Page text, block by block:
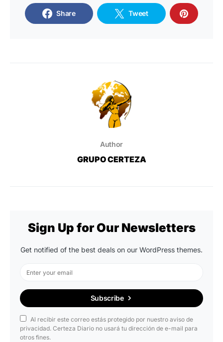
Share Tweet
Author
GRUPO CERTEZA
Sign Up for Our Newsletters
Get notified of the best deals on our WordPress themes.
Subscribe
Al recibir este correo estás protegido por nuestro aviso de
privacidad. Certeza Diario no usará tu dirección de e-mail para
otros fines.